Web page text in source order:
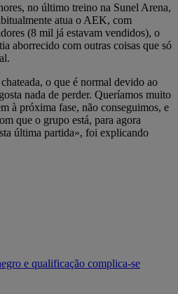
no último treino na Sunel Arena,
atua o AEK, com
(8 mil já estavam vendidos), o
aborrecido com outras coisas que só
o que é normal devido ao
nada de perder. Queríamos muito
à próxima fase, não conseguimos, e
que o grupo está, para agora
última partida», foi explicando
e qualificação complica-se